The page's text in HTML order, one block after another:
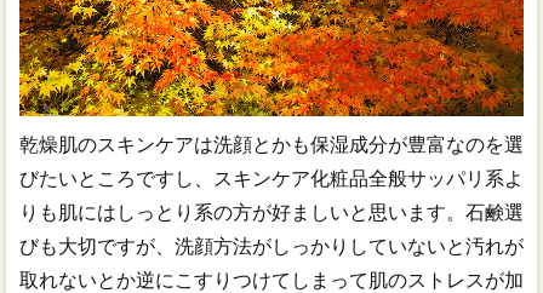
乾燥肌のスキンケアは洗顔とかも保湿成分が豊富なのを選
びたいところですし、スキンケア化粧品全般サッパリ系よ
りも肌にはしっとり系の方が好ましいと思います。石鹸選
びも大切ですが、洗顔方法がしっかりしていないと汚れが
取れないとか逆にこすりつけてしまって肌のストレスが加